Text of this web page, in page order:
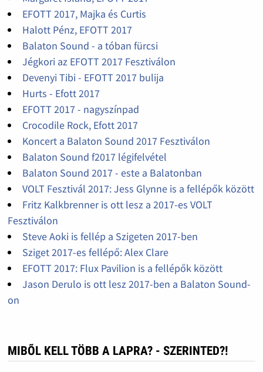
EFOTT 2017, Majka és Curtis
Halott Pénz, EFOTT 2017
Balaton Sound - a tóban fürcsi
Jégkori az EFOTT 2017 Fesztiválon
Devenyi Tibi - EFOTT 2017 bulija
Hurts - Efott 2017
EFOTT 2017 - nagyszínpad
Crocodile Rock, Efott 2017
Koncert a Balaton Sound 2017 Fesztiválon
Balaton Sound f2017 légifelvétel
Balaton Sound 2017 - este a Balatonban
VOLT Fesztivál 2017: Jess Glynne is a fellépők között
Fritz Kalkbrenner is ott lesz a 2017-es VOLT
Fesztiválon
Steve Aoki is fellép a Szigeten 2017-ben
Sziget 2017-es fellépő: Alex Clare
EFOTT 2017: Flux Pavilion is a fellépők között
Jason Derulo is ott lesz 2017-ben a Balaton Sound-
on
MIBÕL KELL TÖBB A LAPRA? - SZERINTED?!